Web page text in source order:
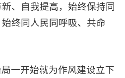
、自我提高，始终保持同
终同人民同呼吸、共命
一开始就为作风建设立下